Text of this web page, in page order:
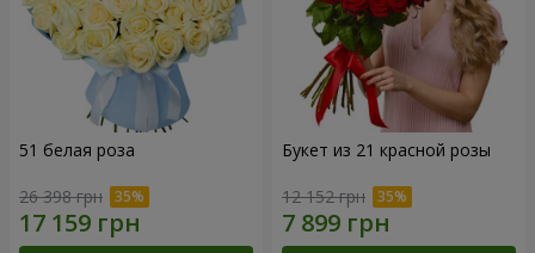
51 белая роза
26 398 грн
Букет из 21 красной розы
12 152 грн